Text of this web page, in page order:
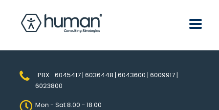
PBX: 6045417 | 6036448 | 6043600 | 6009917 |
6023800
Mon - Sat 8.00 - 18.00